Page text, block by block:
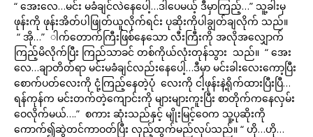
“ အေးလေ…မင်း မခံချင်လဲနေပေါ့…ဒါပေမယ့် ဒီမှာကြည့်…” သူ့ခါးမှ
ဖုန်းကို ဖုန်းအိတ်ပါဖြုတ်ယူလိုက်ရင်း ပုဆိုးကိုပါချွတ်ချလိုက် သည်။
“ အို…” ါက်တောက်ကြီးဖြစ်နေသော လီးကြီးကို အလိုအလျှောက်
ကြည့်မိလိုက်ပြီး ကြည်သာခင် တစ်ကိုယ်လုံးတုန်သွား သည်။ “ အေး
လေ…ချာတိတ်ရာ မင်းမခံချင်လည်းနေပေါ့…ဒီမှာ မင်းခါးလေးကော့ပြီး
စောက်ပတ်လေးကို ငုံ့ကြည့်နေတဲ့ပုံ လေးကို ငါ့ဖုန်းနဲ့ရိုက်ထားပြီးပြီ…
ရန်ကုန်က မင်းတက်တဲ့ကျောင်းကို များများကူးပြီး စာတိုက်ကနေလှမ်း
ဝေလိုက်မယ်….” စကား ဆုံးသည်နှင့် မျိုးမြင့်ဝေက သူ့ပုဆိုးကို
ကောက်၍ဆွဲတင်ကာဝတ်ပြီး လှည့်ထွက်မည်လုပ်သည်။ “ ဟို…ဟို…